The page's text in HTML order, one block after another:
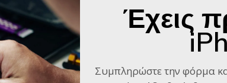
Έχεις
Συμπληρώστε την φόρμα